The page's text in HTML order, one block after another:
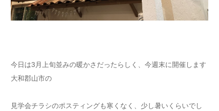
今日は3月上旬並みの暖かさだったらしく、今週末に開催します
大和郡山市の
見学会チラシのポスティングも寒くなく、少し暑いくらいでし